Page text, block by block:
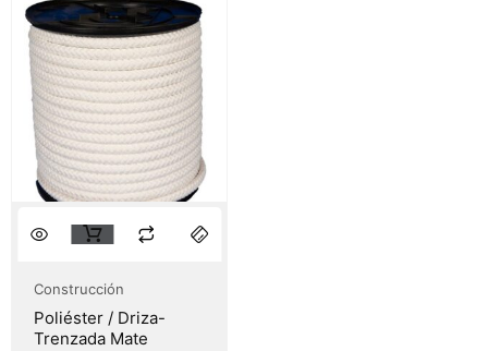
Construcción
Poliéster / Driza-
Trenzada Mate